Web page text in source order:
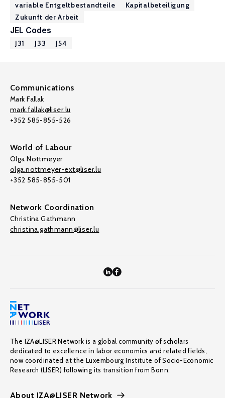
variable Entgeltbestandteile
Kapitalbeteiligung
Zukunft der Arbeit
JEL Codes
J31 J33 J54
Communications
Mark Fallak
mark.fallak@liser.lu
+352 585-855-526
World of Labour
Olga Nottmeyer
olga.nottmeyer-ext@liser.lu
+352 585-855-501
Network Coordination
Christina Gathmann
christina.gathmann@liser.lu
The IZA@LISER Network is a global community of scholars
dedicated to excellence in labor economics and related fields,
now coordinated at the Luxembourg Institute of Socio-Economic
Research (LISER) following its transition from Bonn.
About IZA@LISER Network